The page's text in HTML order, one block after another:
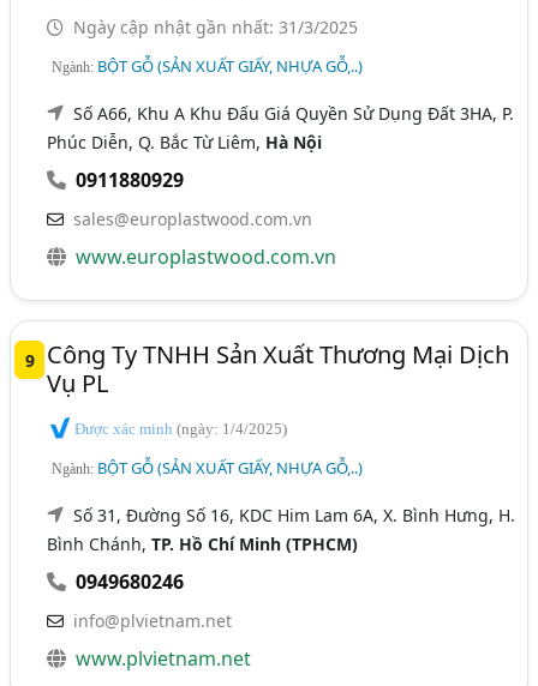
Ngày cập nhật gần nhất: 31/3/2025
Ngành: BỘT GỖ (SẢN XUẤT GIẤY, NHỰA GỖ,..)
Số A66, Khu A Khu Đấu Giá Quyền Sử Dụng Đất 3HA, P.
Phúc Diễn, Q. Bắc Từ Liêm, Hà Nội
0911880929
sales@europlastwood.com.vn
www.europlastwood.com.vn
9
Công Ty TNHH Sản Xuất Thương Mại Dịch
Vụ PL
Được xác minh(ngày: 1/4/2025)
Ngành: BỘT GỖ (SẢN XUẤT GIẤY, NHỰA GỖ,..)
Số 31, Đường Số 16, KDC Him Lam 6A, X. Bình Hưng, H.
Bình Chánh,TP. Hồ Chí Minh (TPHCM)
0949680246
info@plvietnam.net
www.plvietnam.net